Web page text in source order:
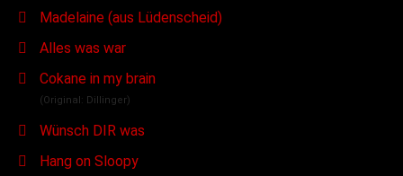
Madelaine (aus Lüdenscheid)
Alles was war
Cokane in my brain
(Original: Dillinger)
Wünsch DIR was
Hang on Sloopy